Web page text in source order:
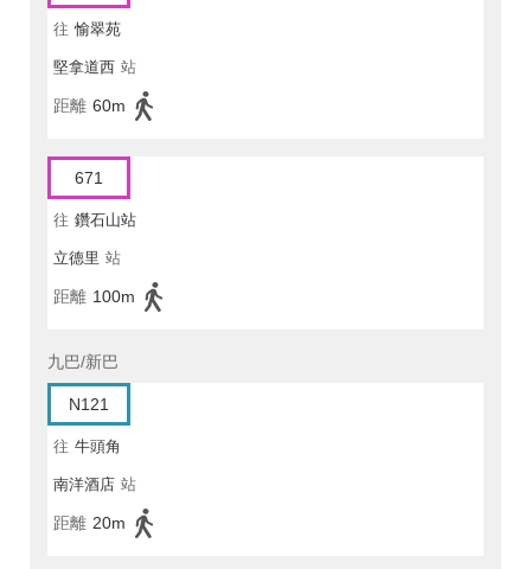
往 愉翠苑
堅拿道西 站
距離 60m
671
往 鑽石山站
立德里 站
距離 100m
九巴/新巴
N121
往 牛頭角
南洋酒店 站
距離 20m